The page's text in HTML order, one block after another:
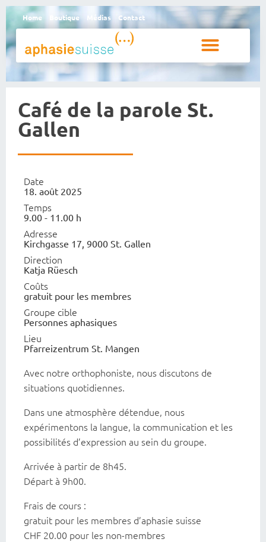
Home Boutique Médias Contact
Café de la parole St.
Gallen
Date
18. août 2025
Temps
9.00 - 11.00 h
Adresse
Kirchgasse 17, 9000 St. Gallen
Direction
Katja Rüesch
Coûts
gratuit pour les membres
Groupe cible
Personnes aphasiques
Lieu
Pfarreizentrum St. Mangen
Avec notre orthophoniste, nous discutons de
situations quotidiennes.
Dans une atmosphère détendue, nous
expérimentons la langue, la communication et les
possibilités d’expression au sein du groupe.
Arrivée à partir de 8h45.
Départ à 9h00.
Frais de cours :
gratuit pour les membres d’aphasie suisse
CHF 20.00 pour les non-membres